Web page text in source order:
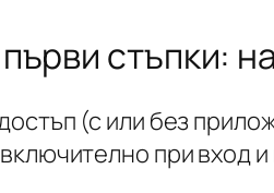
стъпки:
(с или без
при вход и